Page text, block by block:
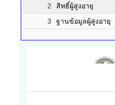
2
สิทธิ์ผู้สูงอายุ
3
ฐานข้อมูลผู้สูงอายุ